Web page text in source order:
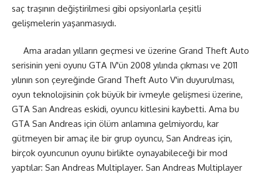
saç traşının değiştirilmesi gibi opsiyonlarla çeşitli
gelişmelerin yaşanmasıydı.
Ama aradan yılların geçmesi ve üzerine Grand Theft Auto
serisinin yeni oyunu GTA IV'ün 2008 yılında çıkması ve 2011
yılının son çeyreğinde Grand Theft Auto V'in duyurulması,
oyun teknolojisinin çok büyük bir ivmeyle gelişmesi üzerine,
GTA San Andreas eskidi, oyuncu kitlesini kaybetti. Ama bu
GTA San Andreas için ölüm anlamına gelmiyordu, kar
gütmeyen bir amaç ile bir grup oyuncu, San Andreas için,
birçok oyuncunun oyunu birlikte oynayabileceği bir mod
yaptılar: San Andreas Multiplayer. San Andreas Multiplayer